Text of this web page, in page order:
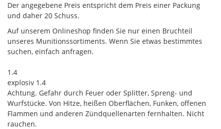
Der angegebene Preis entspricht dem Preis einer Packung
und daher 20 Schuss.
Auf unserem Onlineshop finden Sie nur einen Bruchteil
unseres Munitionssortiments. Wenn Sie etwas bestimmtes
suchen, einfach anfragen.
1.4
explosiv 1.4
Achtung. Gefahr durch Feuer oder Splitter, Spreng- und
Wurfstücke. Von Hitze, heißen Oberflächen, Funken, offenen
Flammen und anderen Zündquellenarten fernhalten. Nicht
rauchen.